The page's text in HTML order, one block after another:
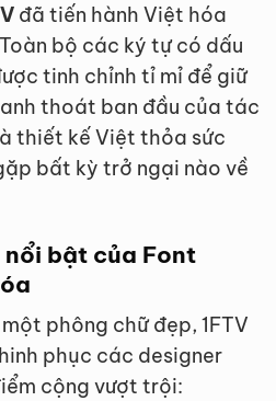
đã tiến hành Việt hóa
bộ các ký tự có dấu
tinh chỉnh tỉ mỉ để giữ
thoát ban đầu của tác
thiết kế Việt thỏa sức
bất kỳ trở ngại nào về
nổi bật của Font
phông chữ đẹp, 1FTV
phục các designer
cộng vượt trội: